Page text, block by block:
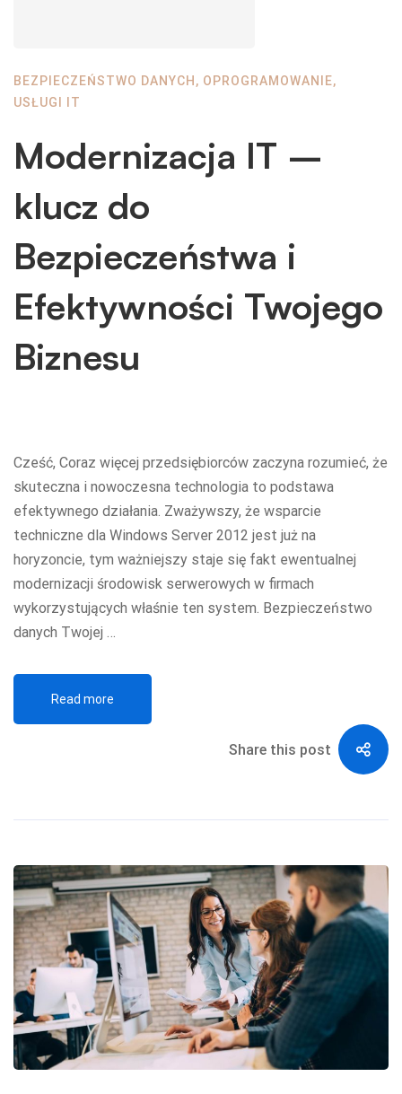
BEZPIECZEŃSTWO DANYCH , OPROGRAMOWANIE,
USŁUGI IT
Modernizacja IT –
klucz do
Bezpieczeństwa i
Efektywności Twojego
Biznesu
Cześć, Coraz więcej przedsiębiorców zaczyna rozumieć, że
skuteczna i nowoczesna technologia to podstawa
efektywnego działania. Zważywszy, że wsparcie
techniczne dla Windows Server 2012 jest już na
horyzoncie, tym ważniejszy staje się fakt ewentualnej
modernizacji środowisk serwerowych w firmach
wykorzystujących właśnie ten system. Bezpieczeństwo
danych Twojej …
Read more
Share this post